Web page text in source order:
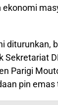
ekonomi
diturunkan,
Sekretariat
Parigi
pin emas